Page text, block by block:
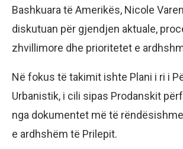
Bashkuara të Amerikës, Nicole
diskutuan për gjendjen aktuale,
zhvillimore dhe prioritetet e
Në fokus të takimit ishte Plani i ri i
Urbanistik, i cili sipas Prodanskit
nga dokumentet më të
e ardhshëm të Prilepit.